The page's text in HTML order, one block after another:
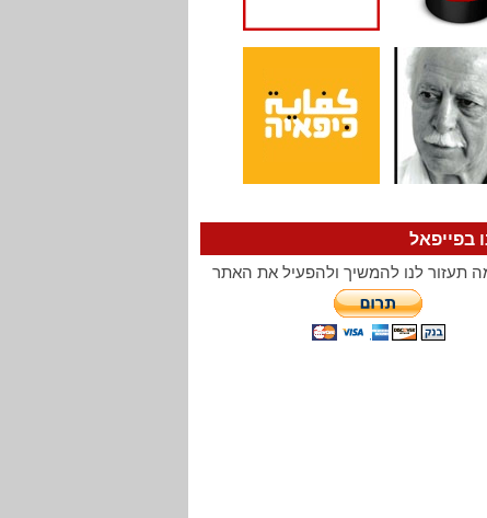
בפייפאל
תעזור לנו להמשיך ולהפעיל את האתר